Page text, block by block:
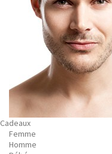
Cadeaux
Femme
Homme